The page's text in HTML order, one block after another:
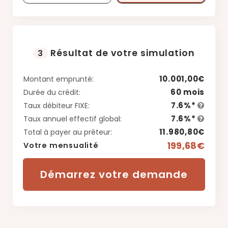
3 Résultat de votre simulation
Montant emprunté: 10.001,00€
Durée du crédit: 60 mois
Taux débiteur FIXE: 7.6%*
Taux annuel effectif global: 7.6%*
Total à payer au prêteur: 11.980,80€
Votre mensualité 199,68€
Démarrez votre demande